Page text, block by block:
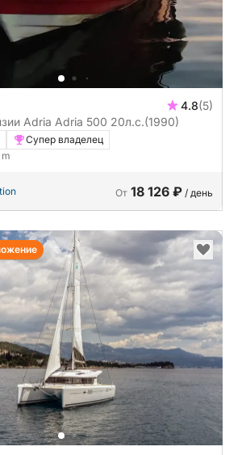
4.8(5)
Лодка без лицензии Adria Adria 500 20л.с.(1990)
Супер владелец
m
От 18 126 ₽ / день